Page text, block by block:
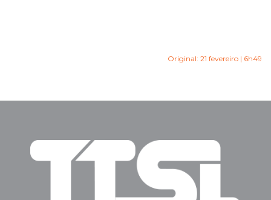
Original: 21 fevereiro | 6h49